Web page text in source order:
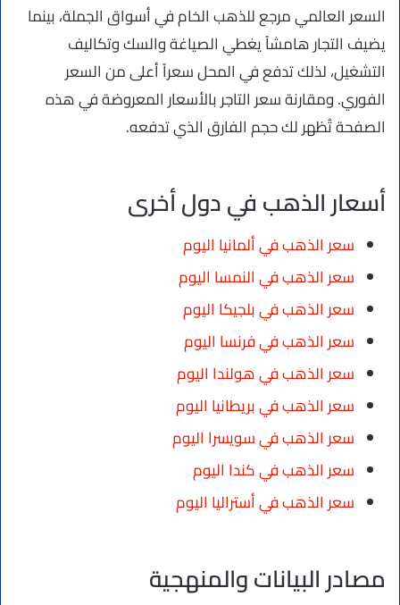
السعر العالمي مرجع للذهب الخام في أسواق الجملة، بينما
يضيف التجار هامشاً يغطي الصياغة والسك وتكاليف
التشغيل، لذلك تدفع في المحل سعراً أعلى من السعر
الفوري. ومقارنة سعر التاجر بالأسعار المعروضة في هذه
الصفحة تُظهر لك حجم الفارق الذي تدفعه.
أسعار الذهب في دول أخرى
سعر الذهب في ألمانيا اليوم
سعر الذهب في النمسا اليوم
سعر الذهب في بلجيكا اليوم
سعر الذهب في فرنسا اليوم
سعر الذهب في هولندا اليوم
سعر الذهب في بريطانيا اليوم
سعر الذهب في سويسرا اليوم
سعر الذهب في كندا اليوم
سعر الذهب في أستراليا اليوم
مصادر البيانات والمنهجية